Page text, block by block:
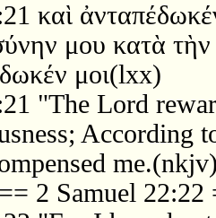
καὶ
μου κατὰ
μοι(lxx)
"The Lord
According
2 Samuel